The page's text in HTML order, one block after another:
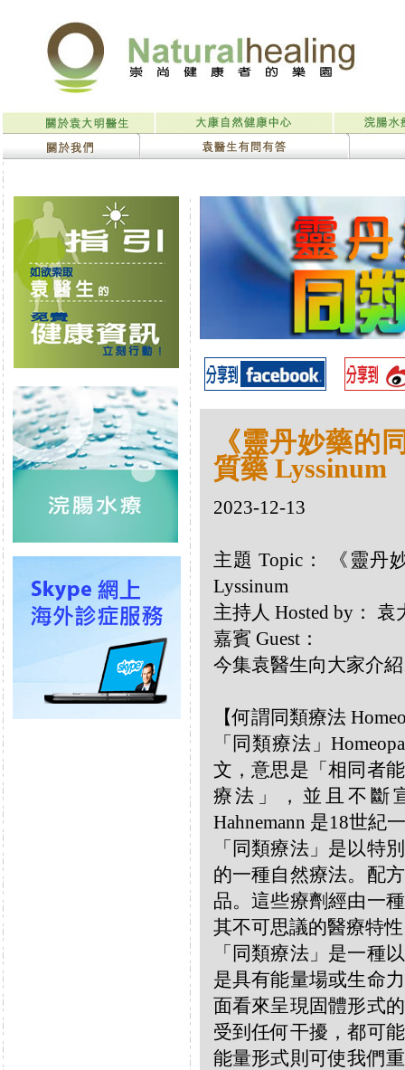
《靈丹妙藥的
質藥 Lyssinum
2023-12-13
主題 Topic： 《靈丹
Lyssinum
主持人 Hosted by：
嘉賓 Guest：
今集袁醫生向大家介
【何謂同類療法
「同類療法」
文，意思是「相同者
療法」，並且不斷
Hahnemann 是18世紀
「同類療法」是以特
的一種自然療法。配
品。這些療劑經由一
其不可思議的醫療特
「同類療法」是一種
是具有能量場或生命
面看來呈現固體形式
受到任何干擾，都可
能量形式則可使我們